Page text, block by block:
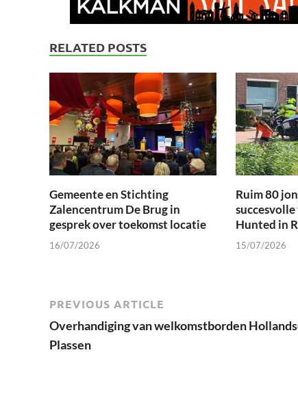
RELATED POSTS
Gemeente en Stichting
Zalencentrum De Brug in
gesprek over toekomst locatie
16/07/2026
Ruim 80
Hunted in
15/07/2026
PREVIOUS ARTICLE
Overhandiging van welkomstborden
Plassen